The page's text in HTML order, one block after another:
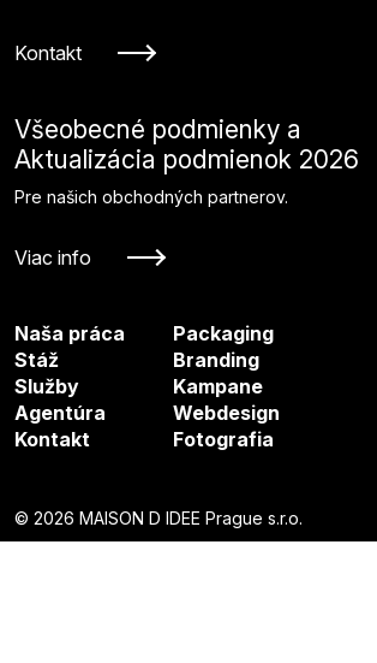
Kontakt
Všeobecné podmienky a
Aktualizácia podmienok 2026
Pre našich obchodných partnerov.
Viac info
Naša práca
Stáž
Služby
Agentúra
Kontakt
Packaging
Branding
Kampane
Webdesign
Fotografia
© 2026 MAISON D IDEE Prague s.r.o.